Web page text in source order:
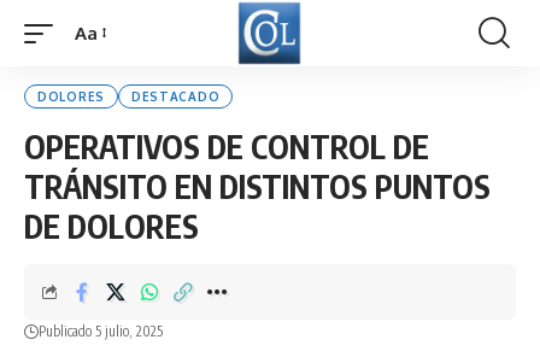
Font
Aa
DOLORES DESTACADO
OPERATIVOS DE CONTROL DE
TRÁNSITO EN DISTINTOS PUNTOS
DE DOLORES
Publicado 5 julio, 2025